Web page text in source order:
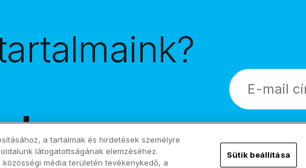
a tartalmak és hirdetések személyre
látogatottságának elemzéséhez.
média területén tevékenykedő, a
Sütik beállítása